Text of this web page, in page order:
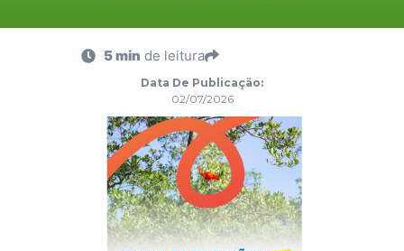
5 min de leitura
Data De Publicação:
02/07/2026